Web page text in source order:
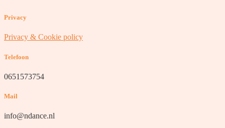
Privacy
Privacy & Cookie policy
Telefoon
0651573754
Mail
info@ndance.nl